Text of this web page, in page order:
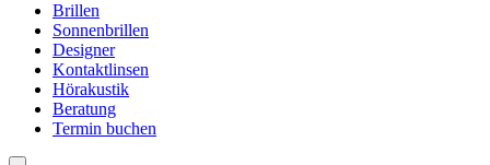
Brillen
Sonnenbrillen
Designer
Kontaktlinsen
Hörakustik
Beratung
Termin buchen